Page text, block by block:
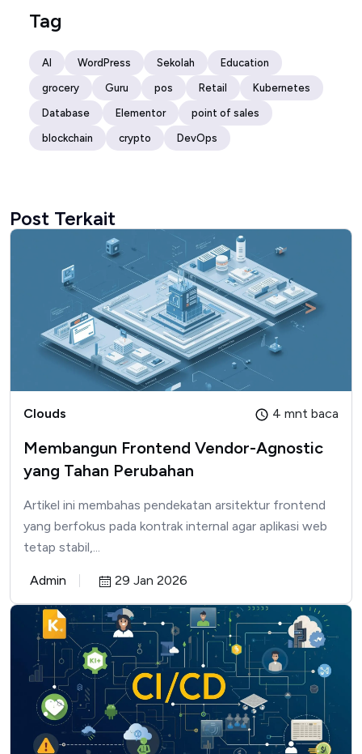
Tag
AI WordPress Sekolah Education
grocery Guru pos Retail Kubernetes
Database Elementor point of sales
blockchain crypto DevOps
Post Terkait
Clouds 4 mnt baca
Membangun Frontend Vendor-Agnostic
yang Tahan Perubahan
Artikel ini membahas pendekatan arsitektur frontend
yang berfokus pada kontrak internal agar aplikasi web
tetap stabil,...
Admin 29 Jan 2026